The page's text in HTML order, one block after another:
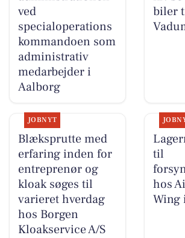
ved
specialoperations
kommandoen som
administrativ
medarbejder i
Aalborg
biler
JOBNYT
Blæksprutte med
erfaring inden for
entreprenør og
kloak søges til
varieret hverdag
hos Borgen
Kloakservice A/S
til
hos
Wing